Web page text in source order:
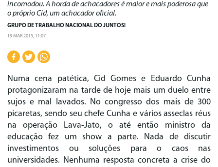
incomodou. A horda de achacadores é maior e mais poderosa que
o próprio Cid, um achacador oficial.
GRUPO DE TRABALHO NACIONAL DO JUNTOS!
19 MAR 2015, 11:07
Numa cena patética, Cid Gomes e Eduardo Cunha
protagonizaram na tarde de hoje mais um duelo entre
sujos e mal lavados. No congresso dos mais de 300
picaretas, sendo seu chefe Cunha e vários asseclas réus
na operação Lava-Jato, o até então ministro da
educação fez um show a parte. Nada de discutir
investimentos ou soluções para o caos nas
universidades. Nenhuma resposta concreta a crise do